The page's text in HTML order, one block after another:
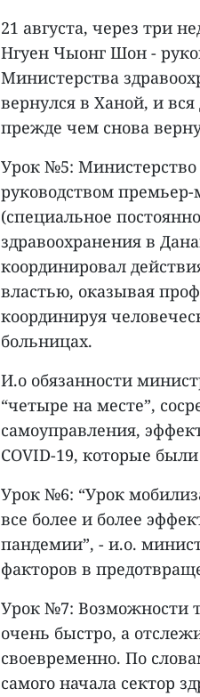
21 августа, через три
Нгуен Чыонг Шон -
Министерства
вернулся в Ханой, и
прежде чем снова
Урок №5: Министерство
руководством
(специальное
здравоохранения в
координировал
властью, оказывая
координируя
больницах.
И.о обязанности
“четыре на месте”,
самоуправления,
COVID-19, которые
Урок №6: “Урок
все более и более
пандемии”, - и.о.
факторов в
Урок №7: Возможности
очень быстро, а
своевременно. По
самого начала сектор